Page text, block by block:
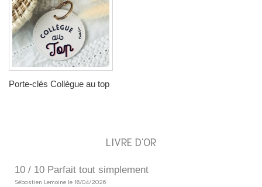
Porte-clés Collègue au top
LIVRE D'OR
10 / 10 Parfait tout simplement
Sébastien Lemoine le 16/04/2026